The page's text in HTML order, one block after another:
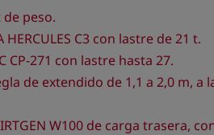
peso.
C3 con lastre de 21 t.
CP-271 con lastre hasta 27.
de extendido de 1,1 a 2,0 m,
W100 de carga trasera,